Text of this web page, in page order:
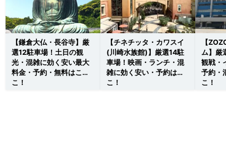
【鎌倉大仏・長谷寺】厳
選12駐車場！土日の観
光・混雑に効く安い最大
料金・予約・無料はこ
こ！
【チネチッタ・カワスイ
(川崎水族館)】厳選14駐
車場！映画・ランチ・混
雑に効く安い・予約はこ
こ！
【
ム】厳
観戦・
予約・
こ！